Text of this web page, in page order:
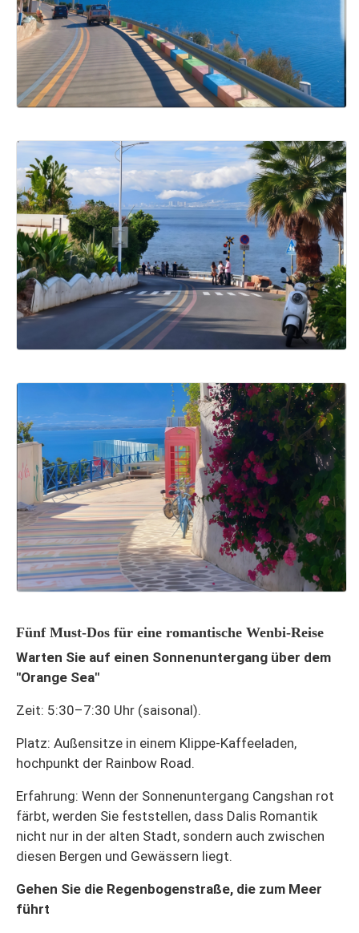
Fünf Must-Dos für eine romantische Wenbi-Reise
Warten Sie auf einen Sonnenuntergang über dem
"Orange Sea"
Zeit: 5:30–7:30 Uhr (saisonal).
Platz: Außensitze in einem Klippe-Kaffeeladen,
hochpunkt der Rainbow Road.
Erfahrung: Wenn der Sonnenuntergang Cangshan rot
färbt, werden Sie feststellen, dass Dalis Romantik
nicht nur in der alten Stadt, sondern auch zwischen
diesen Bergen und Gewässern liegt.
Gehen Sie die Regenbogenstraße, die zum Meer
führt